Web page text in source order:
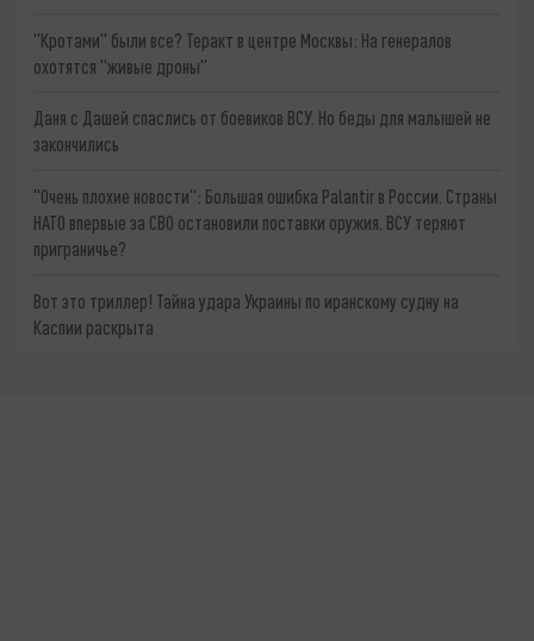
"Кротами" были все? Теракт в центре Москвы: На генералов
охотятся "живые дроны"
Даня с Дашей спаслись от боевиков ВСУ. Но беды для малышей не
закончились
"Очень плохие новости": Большая ошибка Palantir в России. Страны
НАТО впервые за СВО остановили поставки оружия. ВСУ теряют
приграничье?
Вот это триллер! Тайна удара Украины по иранскому судну на
Каспии раскрыта